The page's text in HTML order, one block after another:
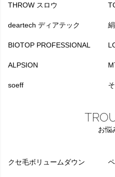
THROW スロウ
deartech ディアテック
BIOTOP PROFESSIONAL
ALPSION
soeff
お悩
クセ毛ボリュームダウン